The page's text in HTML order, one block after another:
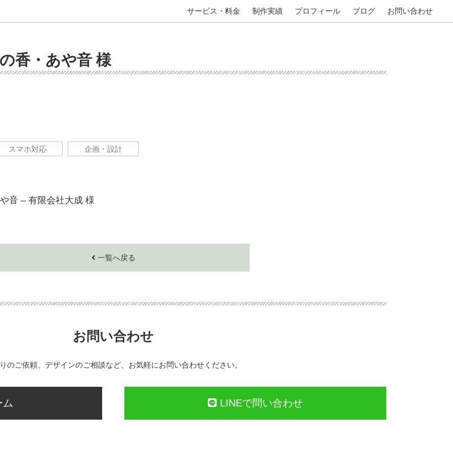
サービス・料金 制作実績 プロフィール ブログ お問い合わせ
香・あや音 様
スマホ対応 企画・設計
音 – 有限会社大成 様
一覧へ戻る
お問い合わせ
のご依頼、デザインのご相談など、お気軽にお問い合わせください。
ム LINEで問い合わせ